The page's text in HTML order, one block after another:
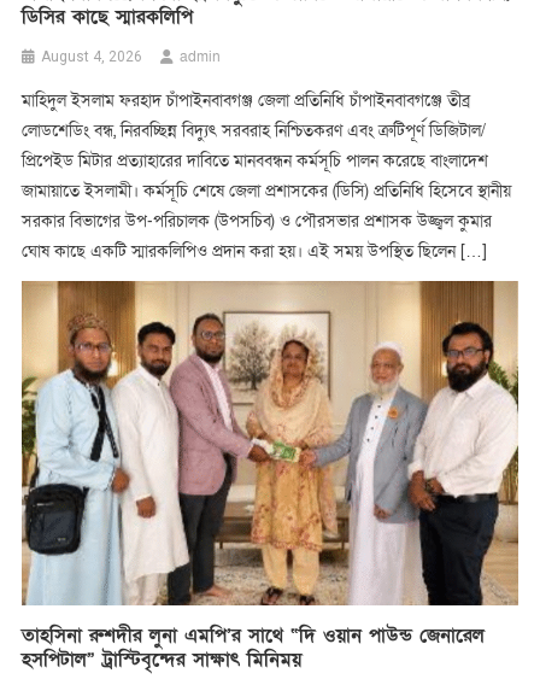
ডিসির কাছে স্মারকলিপি
August 4, 2026 admin
মাহিদুল ইসলাম ফরহাদ চাঁপাইনবাবগঞ্জ জেলা প্রতিনিধি চাঁপাইনবাবগঞ্জে তীব্র
লোডশেডিং বন্ধ, নিরবচ্ছিন্ন বিদ্যুৎ সরবরাহ নিশ্চিতকরণ এবং ত্রুটিপূর্ণ ডিজিটাল/
প্রিপেইড মিটার প্রত্যাহারের দাবিতে মানববন্ধন কর্মসূচি পালন করেছে বাংলাদেশ
জামায়াতে ইসলামী। কর্মসূচি শেষে জেলা প্রশাসকের (ডিসি) প্রতিনিধি হিসেবে স্থানীয়
সরকার বিভাগের উপ-পরিচালক (উপসচিব) ও পৌরসভার প্রশাসক উজ্জ্বল কুমার
ঘোষ কাছে একটি স্মারকলিপিও প্রদান করা হয়। এই সময় উপস্থিত ছিলেন […]
তাহসিনা রুশদীর লুনা এমপি’র সা‌থে “দি ওয়ান পাউন্ড জেনারেল
হসপিটাল” ট্রাস্টিবৃন্দের সাক্ষাৎ মি‌নিময়